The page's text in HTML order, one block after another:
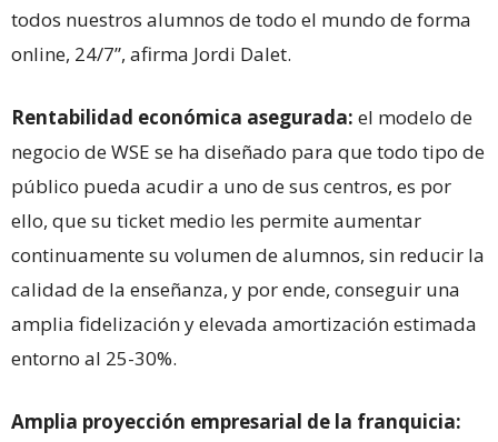
todos nuestros alumnos de todo el mundo de forma
online, 24/7”, afirma Jordi Dalet.
Rentabilidad económica asegurada: el modelo de
negocio de WSE se ha diseñado para que todo tipo de
público pueda acudir a uno de sus centros, es por
ello, que su ticket medio les permite aumentar
continuamente su volumen de alumnos, sin reducir la
calidad de la enseñanza, y por ende, conseguir una
amplia fidelización y elevada amortización estimada
entorno al 25-30%.
Amplia proyección empresarial de la franquicia: